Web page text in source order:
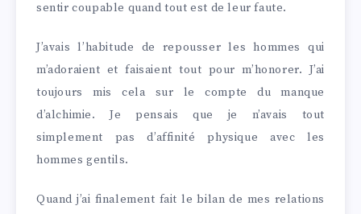
sentir coupable quand tout est de leur faute.
J’avais l’habitude de repousser les hommes qui
m’adoraient et faisaient tout pour m’honorer. J’ai
toujours mis cela sur le compte du manque
d’alchimie. Je pensais que je n’avais tout
simplement pas d’affinité physique avec les
hommes gentils.
Quand j’ai finalement fait le bilan de mes relations